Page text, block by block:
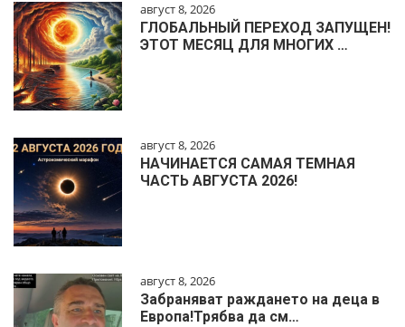
август 8, 2026
ГЛОБАЛЬНЫЙ ПЕРЕХОД ЗАПУЩЕН!
ЭТОТ МЕСЯЦ ДЛЯ МНОГИХ …
август 8, 2026
НАЧИНАЕТСЯ САМАЯ ТЕМНАЯ
ЧАСТЬ АВГУСТА 2026!
август 8, 2026
Забраняват раждането на деца в
Европа!Трябва да см…